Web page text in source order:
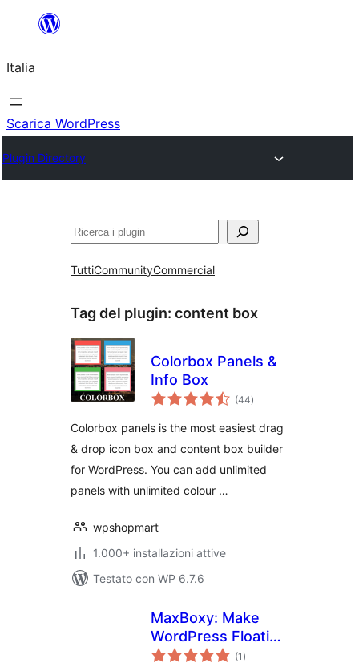
contenuto
Italia
Scarica WordPress
Plugin Directory
Cerca
TuttiCommunityCommercial
Tag del plugin: content box
Colorbox Panels &
Info Box
(44valutazioni
totali
)
Colorbox panels is the most easiest drag
& drop icon box and content box builder
for WordPress. You can add unlimited
panels with unlimited colour …
wpshopmart
1.000+ installazioni attive
Testato con WP 6.7.6
MaxBoxy: Make
WordPress Floating
Content, Popup,
(1 valutazioni
totali
)